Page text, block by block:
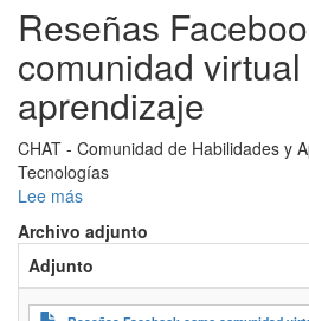
los
entornos
personales
aprendizaje
Reseñas
comunidad
aprendizaje
CHAT - Comunidad de Habilidades y
Tecnologías
Lee más
Reseñas
Facebook
como
comunidad
virtual
Archivo adjunto
Adjunto